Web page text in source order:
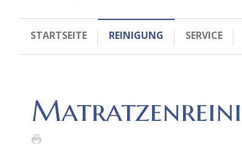
STARTSEITE REINIGUNG SERVICE